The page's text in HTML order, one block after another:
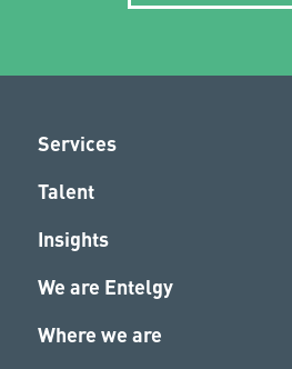
Services
Talent
Insights
We are Entelgy
Where we are